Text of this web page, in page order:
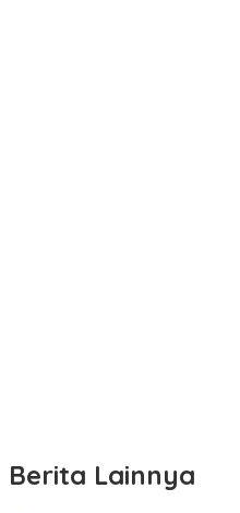
Berita Lainnya